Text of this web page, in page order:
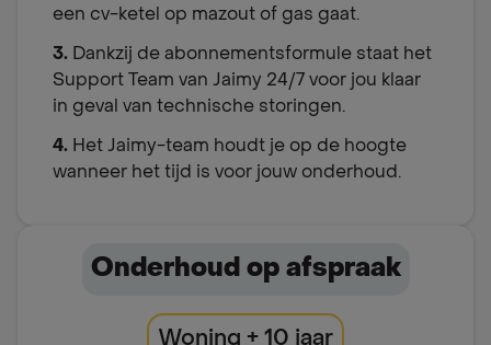
een cv-ketel op mazout of gas gaat.
3. Dankzij de abonnementsformule staat het
Support Team van Jaimy 24/7 voor jou klaar
in geval van technische storingen.
4. Het Jaimy-team houdt je op de hoogte
wanneer het tijd is voor jouw onderhoud.
Onderhoud op afspraak
Woning + 10 jaar